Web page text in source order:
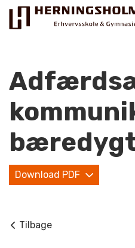
Praktisk
For beskæftigede
Download PDF
Tilbage